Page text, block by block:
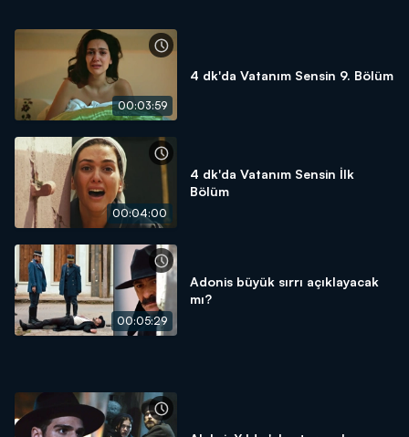
00:03:59
4 dk'da Vatanım Sensin 9. Bölüm
00:04:00
4 dk'da Vatanım Sensin İlk
Bölüm
00:05:29
Adonis büyük sırrı açıklayacak
mı?